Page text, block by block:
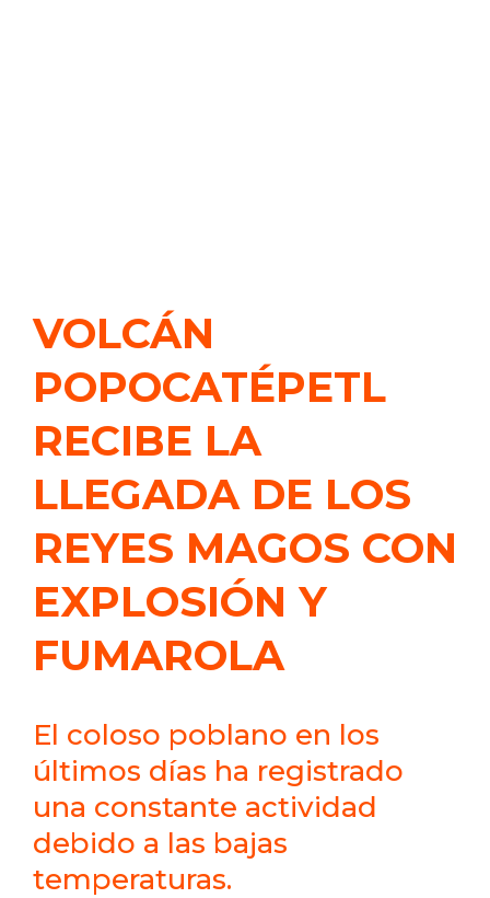
VOLCÁN
POPOCATÉPETL
RECIBE LA
LLEGADA DE LOS
REYES MAGOS CON
EXPLOSIÓN Y
FUMAROLA
El coloso poblano en los
últimos días ha registrado
una constante actividad
debido a las bajas
temperaturas.